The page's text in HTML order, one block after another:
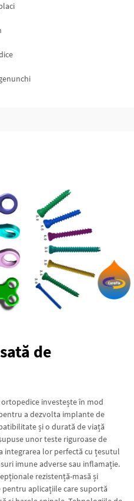
de
investește în mod
a dezvolta implante de
și o durată de viață
unor teste riguroase de
lor perfectă cu țesutul
imune adverse sau inflamație.
rezistență-masă și
aplicațiile care suportă